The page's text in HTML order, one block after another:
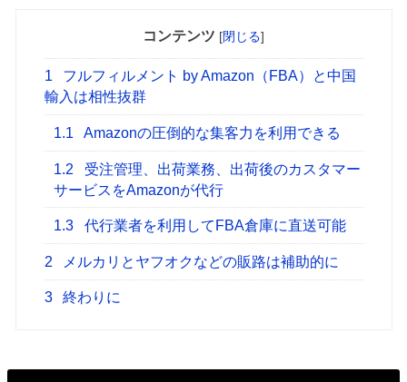
コンテンツ [閉じる]
1
フルフィルメント by Amazon（FBA）と中国
輸入は相性抜群
1.1 Amazonの圧倒的な集客力を利用できる
1.2
受注管理、出荷業務、出荷後のカスタマー
サービスをAmazonが代行
1.3 代行業者を利用してFBA倉庫に直送可能
2 メルカリとヤフオクなどの販路は補助的に
3 終わりに